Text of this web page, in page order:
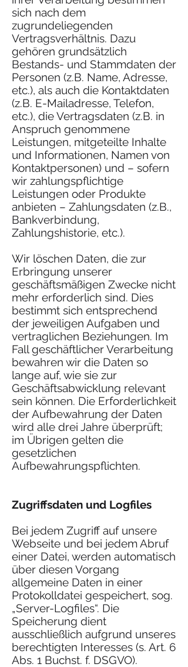
sich nach dem
zugrundeliegenden
Vertragsverhältnis. Dazu
gehören grundsätzlich
Bestands- und Stammdaten der
Personen (z.B. Name, Adresse,
etc.), als auch die Kontaktdaten
(z.B. E-Mailadresse, Telefon,
etc.), die Vertragsdaten (z.B. in
Anspruch genommene
Leistungen, mitgeteilte Inhalte
und Informationen, Namen von
Kontaktpersonen) und – sofern
wir zahlungspflichtige
Leistungen oder Produkte
anbieten – Zahlungsdaten (z.B.,
Bankverbindung,
Zahlungshistorie, etc.).
Wir löschen Daten, die zur
Erbringung unserer
geschäftsmäßigen Zwecke nicht
mehr erforderlich sind. Dies
bestimmt sich entsprechend
der jeweiligen Aufgaben und
vertraglichen Beziehungen. Im
Fall geschäftlicher Verarbeitung
bewahren wir die Daten so
lange auf, wie sie zur
Geschäftsabwicklung relevant
sein können. Die Erforderlichkeit
der Aufbewahrung der Daten
wird alle drei Jahre überprüft;
im Übrigen gelten die
gesetzlichen
Aufbewahrungspflichten.
Zugriffsdaten und Logfiles
Bei jedem Zugriff auf unsere
Webseite und bei jedem Abruf
einer Datei, werden automatisch
über diesen Vorgang
allgemeine Daten in einer
Protokolldatei gespeichert, sog.
„Server-Logfiles“. Die
Speicherung dient
ausschließlich aufgrund unseres
berechtigten Interesses (s. Art. 6
Abs. 1 Buchst. f. DSGVO).